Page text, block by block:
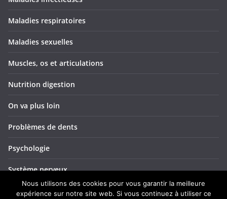
Maladies respiratoires
Maladies sexuelles
Muscles, os et articulations
Nutrition digestion
On va plus loin
Problèmes de dents
Psychologie
Système nerveux
Troubles ORL
Nous utilisons des cookies pour vous garantir la meilleure
expérience sur notre site web. Si vous continuez à utiliser ce